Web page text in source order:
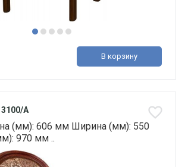
В корзину
A
(мм): 606 мм Ширина (мм): 550
970 мм ..